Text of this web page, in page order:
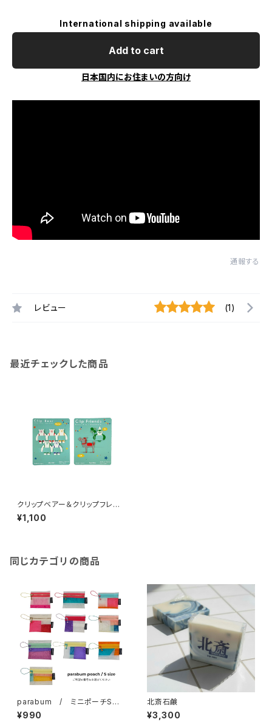
International shipping available
Add to cart
日本国内にお住まいの方向け
通報する
レビュー (1)
最近チェックした商品
クリップベアー＆クリップフレン
ズ / 2つセット
¥1,100
同じカテゴリの商品
parabum / ミニポーチSサ
イズ
¥990
北斎石鹸
¥3,300